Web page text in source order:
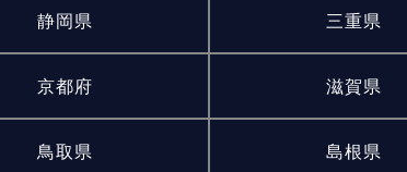
静岡県 三重県
京都府 滋賀県
鳥取県 島根県